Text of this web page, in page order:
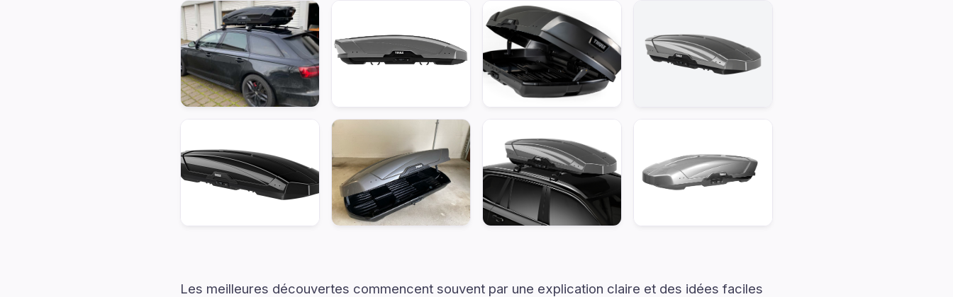
Les meilleures découvertes commencent souvent par une explication claire et des idées faciles